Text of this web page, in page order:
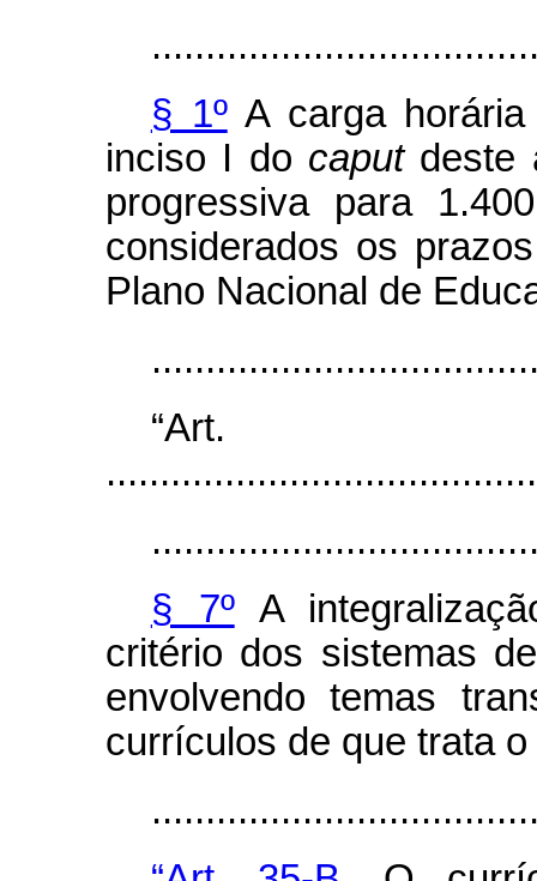
§ 1ºA carga
inciso I do caputdeste
progressiva para
considerados os
Plano Nacional de
§ 7ºA
critério dos sistemas
envolvendo temas
currículos de que trata o